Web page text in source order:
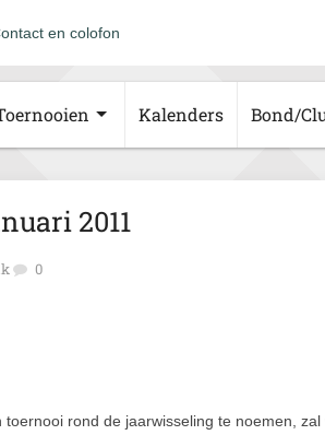
en colofon
Kalenders Bond/
2011
0
rond de jaarwisseling te noemen, zal